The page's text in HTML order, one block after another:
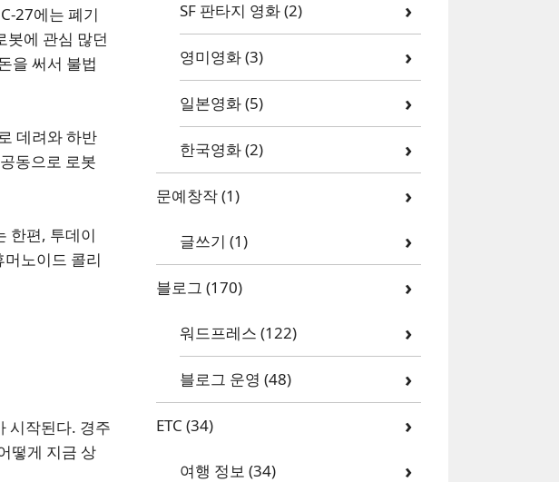
27에는 폐기
봇에 관심 많던
을 써서 불법
데려와 하반
동으로 로봇
한편, 투데이
머노이드 콜리
시작된다. 경주
떻게 지금 상
SF 판타지 영화(2)
영미영화(3)
일본영화(5)
한국영화(2)
문예창작(1)
글쓰기 (1)
블로그 (170)
워드프레스 (122)
블로그 운영 (48)
ETC (34)
여행 정보 (34)